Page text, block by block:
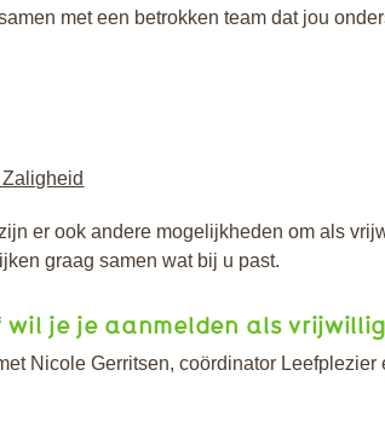
met een betrokken team dat jou
er ook andere mogelijkheden om als
graag samen wat bij u past.
wil je je aanmelden als
Nicole Gerritsen, coördinator Leefplezier